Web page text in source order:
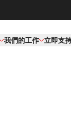
我們的工作​ 立即支